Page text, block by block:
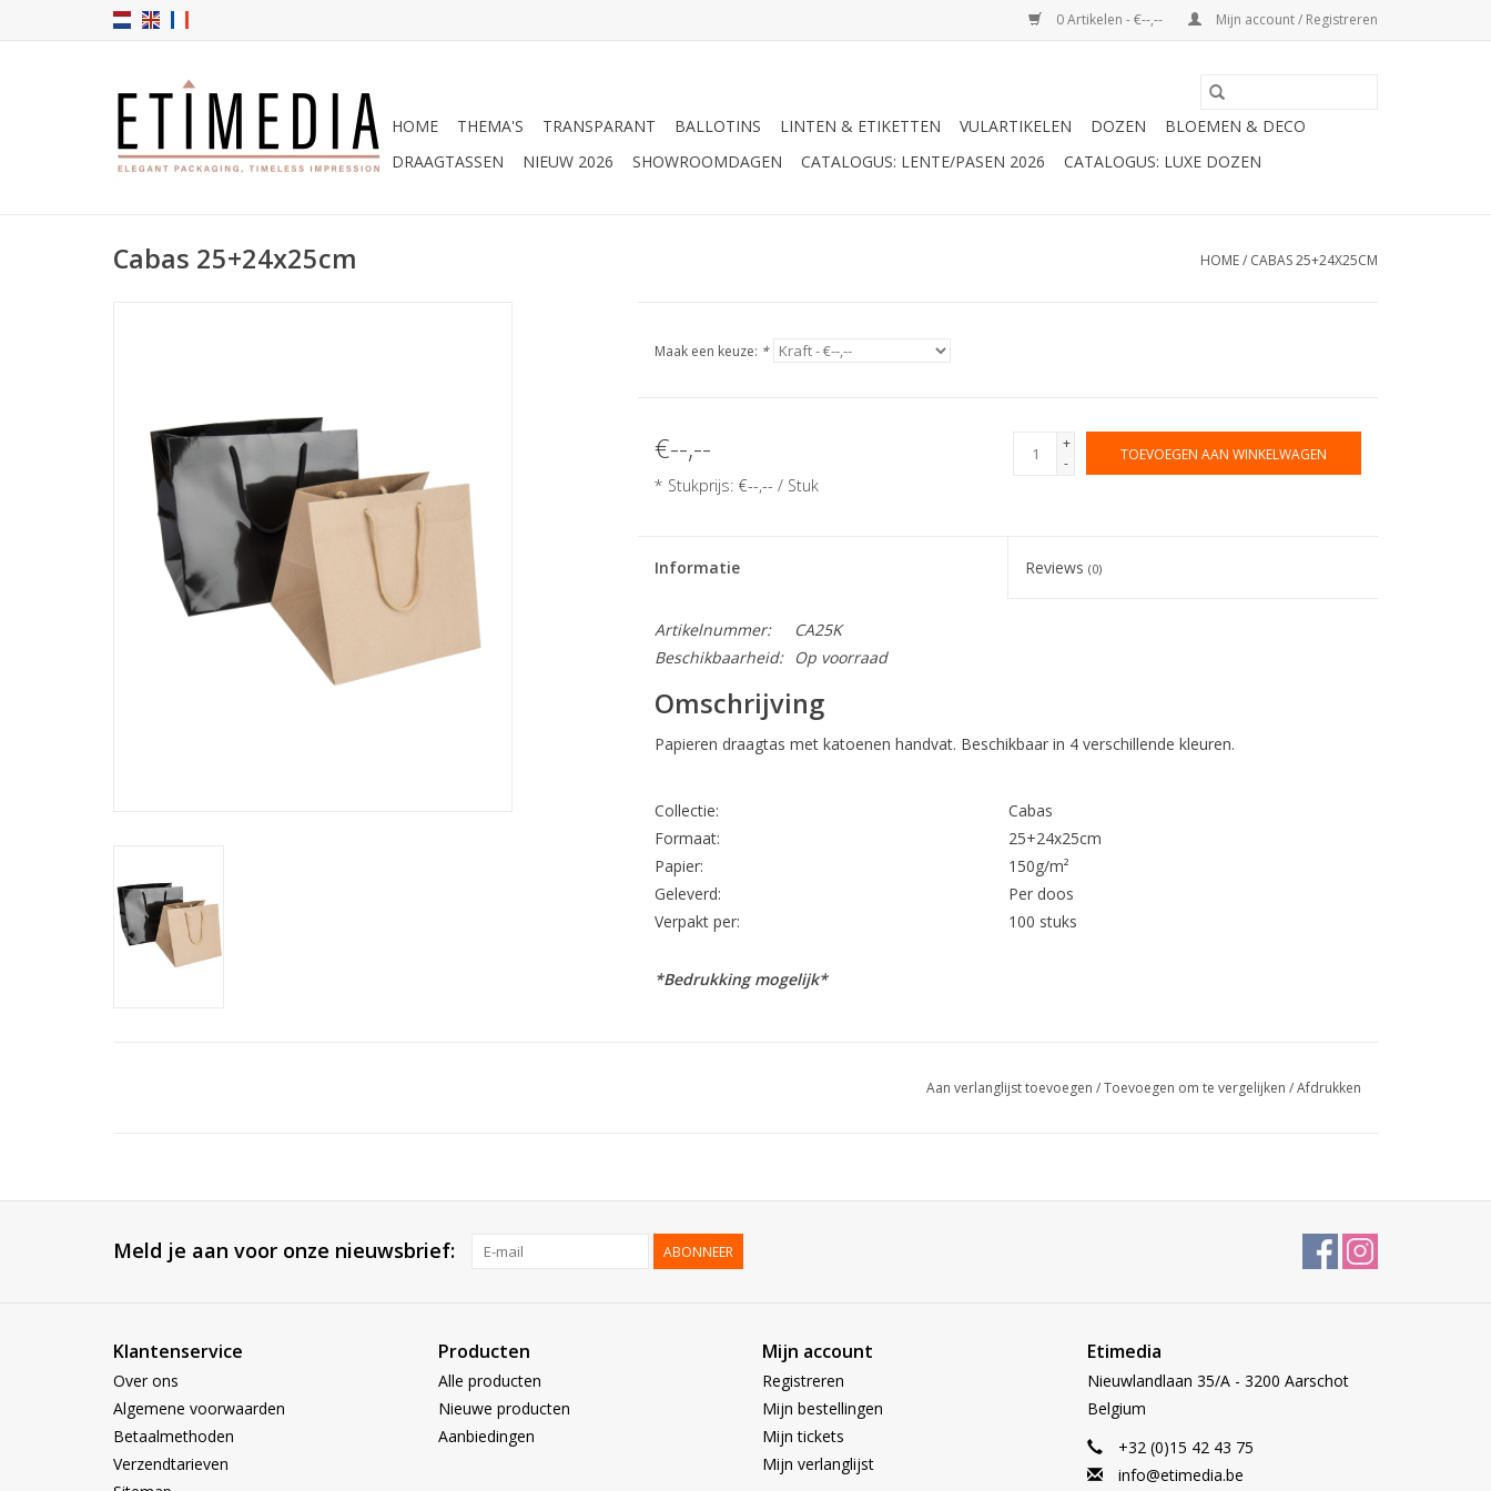
0 Artikelen - €--,-- Mijn account / Registreren
HOME THEMA'S TRANSPARANT BALLOTINS LINTEN & ETIKETTEN VULARTIKELEN DOZEN
BLOEMEN & DECO
DRAAGTASSEN
NIEUW 2026 SHOWROOMDAGEN CATALOGUS: LENTE/PASEN 2026 CATALOGUS: LUXE DOZEN
Cabas 25+24x25cm HOME/ CABAS 25+24X25CM
Maak een keuze: *
€--,--
* Stukprijs: €--,-- / Stuk
+
-
TOEVOEGEN AAN WINKELWAGEN
Informatie Reviews(0)
Artikelnummer:
CA25K
Beschikbaarheid:
Op voorraad
Omschrijving
Papieren draagtas met katoenen handvat. Beschikbaar in 4 verschillende kleuren.
Collectie:
Cabas
Formaat:
25+24x25cm
Papier:
150g/m²
Geleverd:
Per doos
Verpakt per:
100 stuks
*Bedrukking mogelijk*
Aan verlanglijst toevoegen /Toevoegen om te vergelijken /Afdrukken
Meld je aan voor onze nieuwsbrief: ABONNEER
Klantenservice
Over ons
Algemene voorwaarden
Betaalmethoden
Verzendtarieven
Producten
Alle producten
Nieuwe producten
Aanbiedingen
Mijn account
Registreren
Mijn bestellingen
Mijn tickets
Mijn verlanglijst
Etimedia
Nieuwlandlaan 35/A - 3200 Aarschot
Belgium
+32 (0)15 42 43 75
info@etimedia.be